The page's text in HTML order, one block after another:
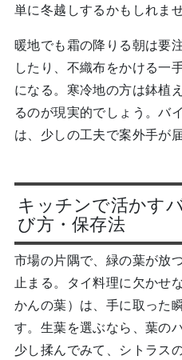
単に冬越しするかもしれませ
暖地でも霜の降りる朝は要
したり、不織布をかける一
になる。寒冷地の方は鉢植
るのが現実的でしょう。バ
は、少しの工夫で案外手が
キッチンで活かす
び方・保存法
市場の片隅で、緑の葉が放
止まる。タイ料理に欠かせ
かんの葉）は、手に取った
す。生葉を選ぶなら、葉の
少し揉んでみて、シトラス